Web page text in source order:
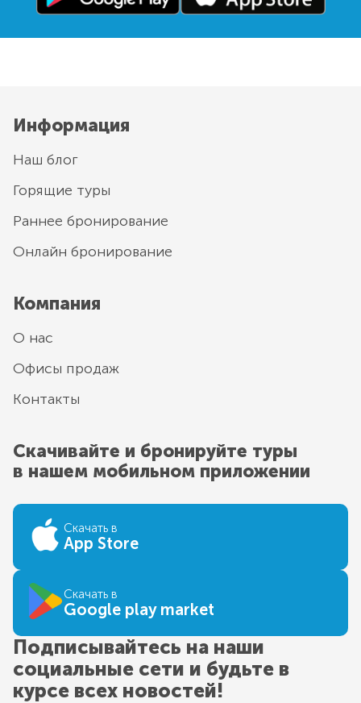
Информация
Наш блог
Горящие туры
Раннее бронирование
Онлайн бронирование
Компания
О нас
Офисы продаж
Контакты
Скачивайте и бронируйте туры
в нашем мобильном приложении
Скачать в
App Store
Скачать в
Google play market
Подписывайтесь на наши
социальные сети и будьте в
курсе всех новостей!